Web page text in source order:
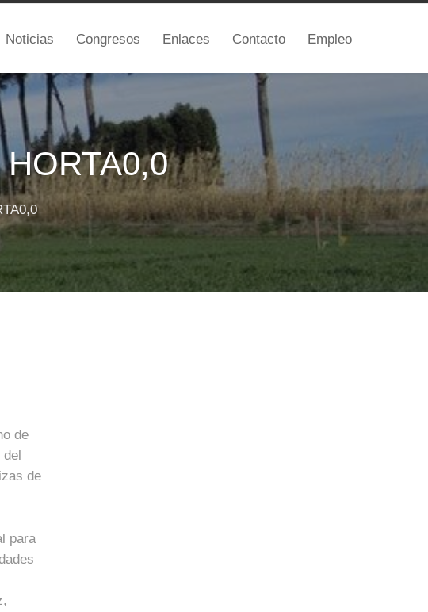
Noticias Congresos Enlaces Contacto Empleo
de
del
de
para